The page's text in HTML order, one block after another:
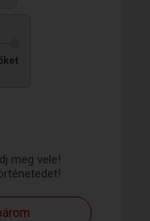
meg vele!